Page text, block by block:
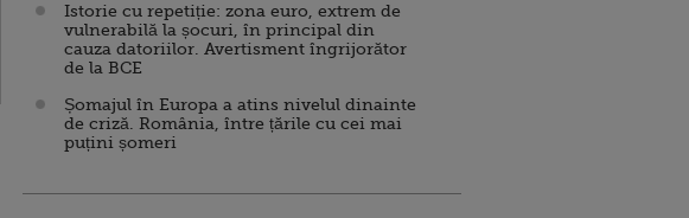
Istorie cu repetiție: zona euro, extrem de
vulnerabilă la șocuri, în principal din
cauza datoriilor. Avertisment îngrijorător
de la BCE
Șomajul în Europa a atins nivelul dinainte
de criză. România, între țările cu cei mai
puțini șomeri